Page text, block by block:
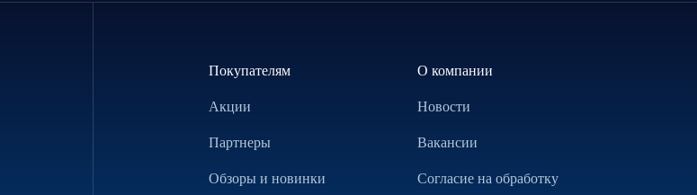
Покупателям
Акции
Партнеры
Обзоры и новинки
О компании
Новости
Вакансии
Согласие на обработку